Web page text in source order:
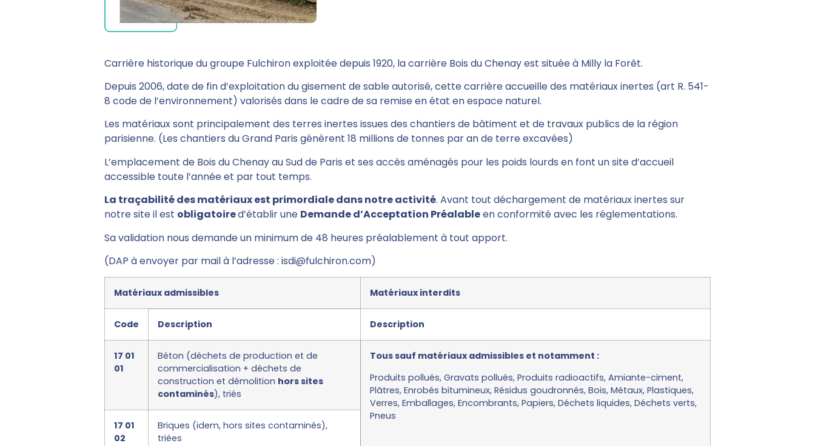
Carrière historique du groupe Fulchiron exploitée depuis 1920, la carrière Bois du Chenay est située à Milly la Forêt.
Depuis 2006, date de fin d’exploitation du gisement de sable autorisé, cette carrière accueille des matériaux inertes (art R. 541-
8 code de l’environnement) valorisés dans le cadre de sa remise en état en espace naturel.
Les matériaux sont principalement des terres inertes issues des chantiers de bâtiment et de travaux publics de la région
parisienne. (Les chantiers duGrand Paris génèrent 18 millions de tonnes par an de terre excavées)
L’emplacement de Bois du Chenay au Sud de Paris et ses accès aménagés pour les poids lourds en font un site d’accueil
accessible toute l’année et par tout temps.
La traçabilité des matériaux est primordiale dans notre activité. Avant tout déchargement de matériaux inertes sur
notre site il est obligatoired’établir une Demande d’Acceptation Préalableen conformité avec les réglementations.
Sa validation nous demande un minimum de 48 heures préalablement à tout apport.
(DAP à envoyer par mail à l’adresse : isdi@fulchiron.com)
Matériaux admissibles Matériaux interdits
Code Description Description
17 01
01
Béton (déchets de production et de
commercialisation + déchets de
construction et démolition hors sites
contaminés), triés
Tous sauf matériaux admissibles et notamment :
Produits pollués, Gravats pollués, Produits radioactifs, Amiante-ciment,
Plâtres, Enrobés bitumineux, Résidus goudronnés, Bois, Métaux, Plastiques,
Verres, Emballages, Encombrants, Papiers, Déchets liquides, Déchets verts,
Pneus
17 01
02
Briques (idem, hors sites contaminés),
triées